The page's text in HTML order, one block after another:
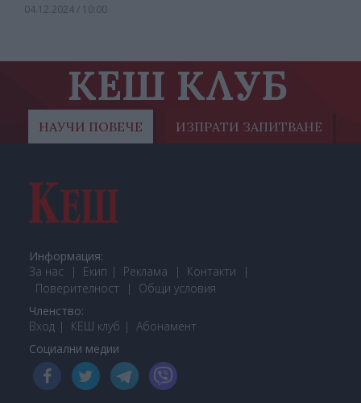
04.12.2024 / 10:00
КЕШ КЛУБ
НАУЧИ ПОВЕЧЕ ИЗПРАТИ ЗАПИТВАНЕ
Информация:
За нас
Екип Реклама
Контакти
Поверителност
Общи условия
Членство:
Вход
КЕШ клуб Абонамент
Социални медии